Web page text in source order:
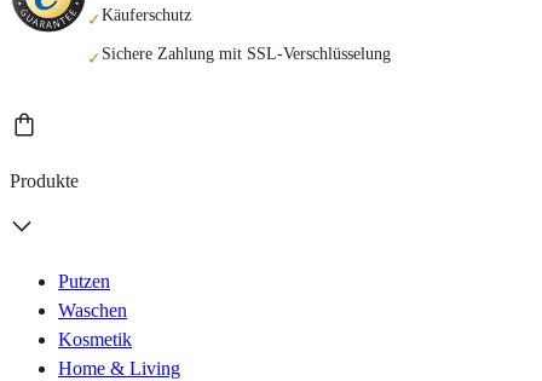
✓Käuferschutz
✓ Sichere Zahlung mit SSL-Verschlüsselung
Produkte
Putzen
Waschen
Kosmetik
Home & Living